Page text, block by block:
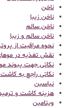
ناخن
ناخن زیبا
ناخن سالم
ناخن سالم و زیبا
نحوه مراقبت از
نقش تغذیه در
نکاتی جهت پیوند مو
نکاتی راجع به
نیاسین
هزینه کاشت و
ویتامین